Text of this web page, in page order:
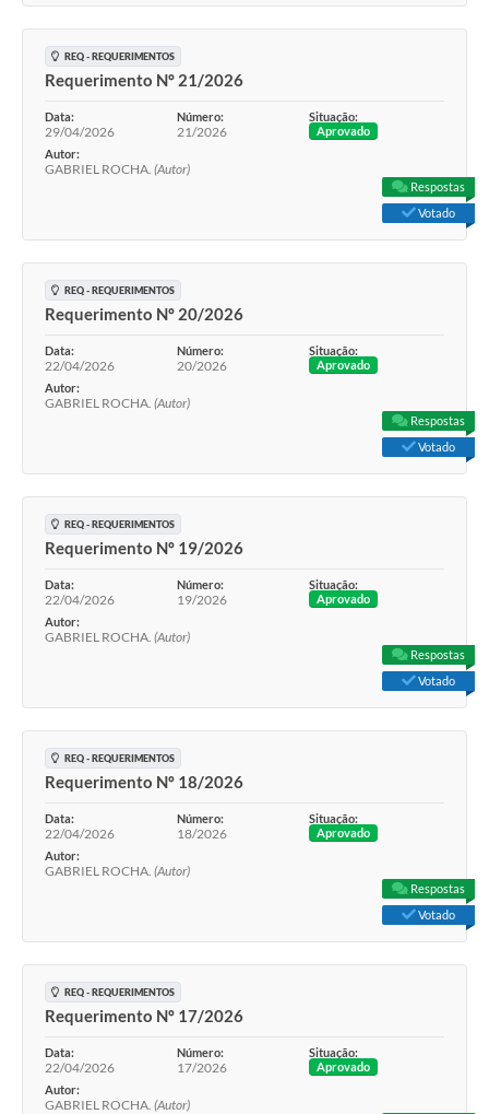
REQ - REQUERIMENTOS
Requerimento Nº 21/2026
Data:
29/04/2026
Número:
21/2026
Situação:
Aprovado
Autor:
GABRIEL ROCHA. (Autor)
Respostas
Votado
REQ - REQUERIMENTOS
Requerimento Nº 20/2026
Data:
22/04/2026
Número:
20/2026
Situação:
Aprovado
Autor:
GABRIEL ROCHA. (Autor)
Respostas
Votado
REQ - REQUERIMENTOS
Requerimento Nº 19/2026
Data:
22/04/2026
Número:
19/2026
Situação:
Aprovado
Autor:
GABRIEL ROCHA. (Autor)
Respostas
Votado
REQ - REQUERIMENTOS
Requerimento Nº 18/2026
Data:
22/04/2026
Número:
18/2026
Situação:
Aprovado
Autor:
GABRIEL ROCHA. (Autor)
Respostas
Votado
REQ - REQUERIMENTOS
Requerimento Nº 17/2026
Data:
22/04/2026
Número:
17/2026
Situação:
Aprovado
Autor:
GABRIEL ROCHA. (Autor)